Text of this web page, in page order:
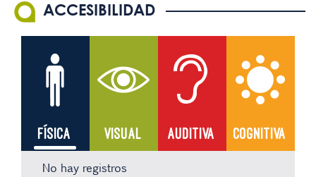
ACCESIBILIDAD
FÍSICA VISUAL AUDITIVA COGNITIVA
No hay registros